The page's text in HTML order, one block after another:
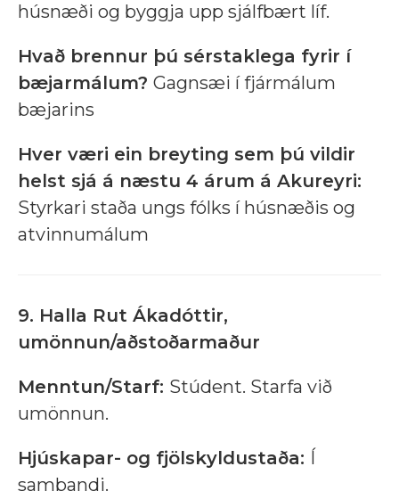
húsnæði og byggja upp sjálfbært líf.
Hvað brennur þú sérstaklega fyrir í
bæjarmálum? Gagnsæi í fjármálum
bæjarins
Hver væri ein breyting sem þú vildir
helst sjá á næstu 4 árum á Akureyri:
Styrkari staða ungs fólks í húsnæðis og
atvinnumálum
9. Halla Rut Ákadóttir,
umönnun/aðstoðarmaður
Menntun/Starf: Stúdent. Starfa við
umönnun.
Hjúskapar- og fjölskyldustaða: Í
sambandi.